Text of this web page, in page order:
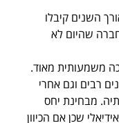
השנים קיבלו
שהיום לא
משמעותית מאוד.
קונים רבים וגם אחרי
מבחינת יחס
שכן אם הכיוון